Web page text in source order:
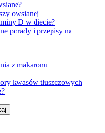
owsianej
D w diecie?
porady i przepisy na
z makaronu
kwasów tłuszczowych